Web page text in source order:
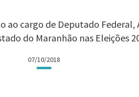
cargo de Deputado Federal,
do Maranhão nas Eleições
07/10/2018